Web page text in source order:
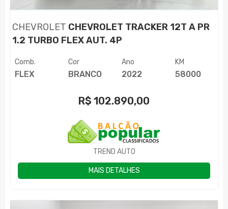
CHEVROLET CHEVROLET TRACKER 12T A PR
1.2 TURBO FLEX AUT. 4P
Comb.
FLEX
Cor
BRANCO
Ano
2022
KM
58000
R$ 102.890,00
TREND AUTO
MAIS DETALHES